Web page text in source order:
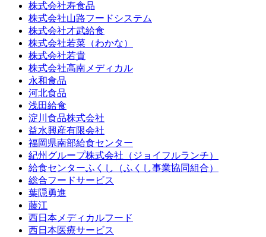
株式会社寿食品
株式会社山路フードシステム
株式会社才武給食
株式会社若菜（わかな）
株式会社若貴
株式会社高南メディカル
永和食品
河北食品
浅田給食
淀川食品株式会社
益水興産有限会社
福岡県南部給食センター
紀州グループ株式会社（ジョイフルランチ）
給食センターふくし（ふくし事業協同組合）
総合フードサービス
葉隠勇進
藤江
西日本メディカルフード
西日本医療サービス